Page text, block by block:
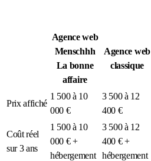
Agence web
Menschhh
La bonne
affaire
Agence web
classique
Prix affiché
1 500 à 10
000 €
3 500 à 12
400 €
Coût réel
sur 3 ans
1 500 à 10
000 € +
hébergement
3 500 à 12
400 € +
hébergement